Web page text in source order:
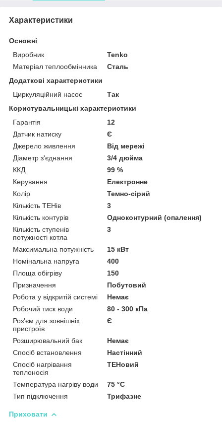
Характеристики
Основні
Виробник
Tenko
Матеріал теплообмінника
Сталь
Додаткові характеристики
Циркуляційний насос
Так
Користувальницькі характеристики
Гарантія
12
Датчик натиску
Є
Джерело живлення
Від мережі
Діаметр з'єднання
3/4 дюйма
ККД
99 %
Керування
Електронне
Колір
Темно-сірий
Кількість ТЕНів
3
Кількість контурів
Одноконтурний (опалення)
Кількість ступенів
потужності котла
3
Максимальна потужність
15 кВт
Номінальна напруга
400
Площа обігріву
150
Призначення
Побутовий
Робота у відкритій системі
Немає
Робочий тиск води
80 - 300 кПа
Роз'єм для зовнішніх
пристроїв
Є
Розширювальний бак
Немає
Спосіб встановлення
Настінний
Спосіб нагрівання
теплоносія
ТЕНовий
Температура нагріву води
75 °C
Тип підключення
Трифазне
Приховати